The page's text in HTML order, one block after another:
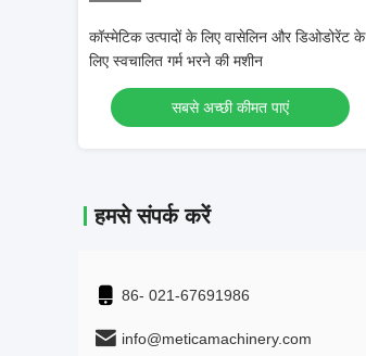
कॉस्मेटिक उत्पादों के लिए वासेलिन और डिओडोरेंट के
लिए स्वचालित गर्म भरने की मशीन
सबसे अच्छी कीमत पाएं
हमसे संपर्क करें
86- 021-67691986
info@meticamachinery.com